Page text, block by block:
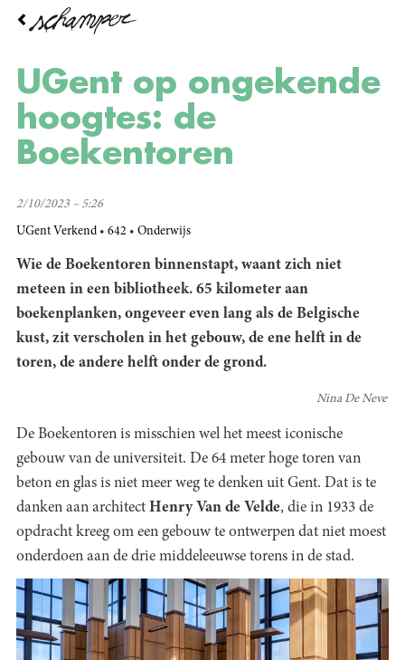
Overslaan
inhoud
gaanUGent op ongekende
hoogtes: de
Boekentoren
2/10/2023 – 5:26
UGent Verkend 642 Onderwijs
Wie de Boekentoren binnenstapt, waant zich niet
meteen in een bibliotheek. 65 kilometer aan
boekenplanken, ongeveer even lang als de Belgische
kust, zit verscholen in het gebouw, de ene helft in de
toren, de andere helft onder de grond.
Nina De Neve
De Boekentoren is misschien wel het meest iconische
gebouw van de universiteit. De 64 meter hoge toren van
beton en glas is niet meer weg te denken uit Gent. Dat is te
danken aan architect Henry Van de Velde, die in 1933 de
opdracht kreeg om een gebouw te ontwerpen dat niet moest
onderdoen aan de drie middeleeuwse torens in de stad.